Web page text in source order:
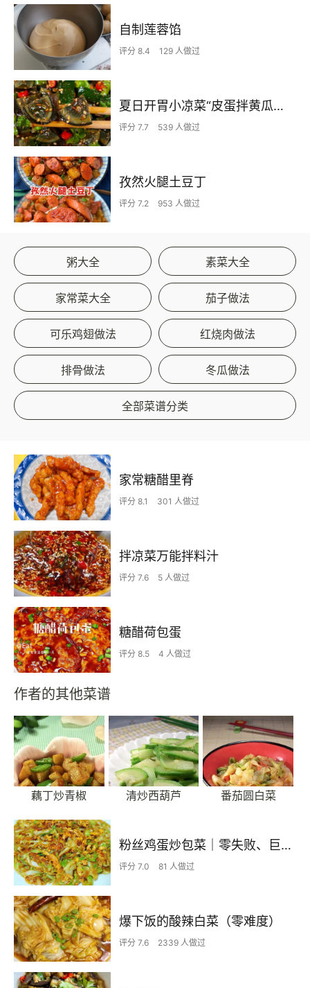
自制莲蓉馅
评分 8.4 129 人做过
夏日开胃小凉菜“皮蛋拌黄瓜🥒”开胃减脂
评分 7.7 539 人做过
孜然火腿土豆丁
评分 7.2 953 人做过
粥大全 素菜大全
家常菜大全 茄子做法
可乐鸡翅做法 红烧肉做法
排骨做法 冬瓜做法
全部菜谱分类
家常糖醋里脊
评分 8.1 301 人做过
拌凉菜万能拌料汁
评分 7.6 5 人做过
糖醋荷包蛋
评分 8.5 4 人做过
作者的其他菜谱
藕丁炒青椒 清炒西葫芦 番茄圆白菜
粉丝鸡蛋炒包菜｜零失败、巨下饭
评分 7.0 81 人做过
爆下饭的酸辣白菜（零难度）
评分 7.6 2339 人做过